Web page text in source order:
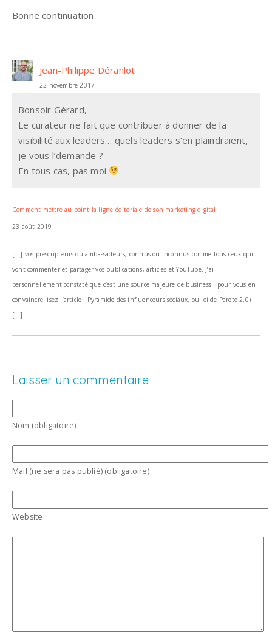
Bonne continuation.
Jean-Philippe Déranlot
22 novembre 2017
Bonsoir Gérard,
Le curateur ne fait que contribuer à donner de la
visibilité aux leaders… quels leaders s’en plaindraient,
je vous l’demande ?
En tous cas, pas moi
Comment mettre au point la ligne éditoriale de son marketing digital
23 août 2019
[…] vos prescripteurs ou ambassadeurs, connus ou inconnus comme tous ceux qui
vont commenter et partager vos publications, articles et YouTube. J’ai
personnellement constaté que c’est une source majeure de business ; pour vous en
convaincre lisez l’article : Pyramide des influenceurs sociaux, ou loi de Pareto 2.0)
[…]
Laisser un commentaire
Nom (obligatoire)
Mail (ne sera pas publié) (obligatoire)
Website